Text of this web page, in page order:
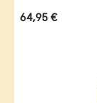
Regulärer
64,95 €